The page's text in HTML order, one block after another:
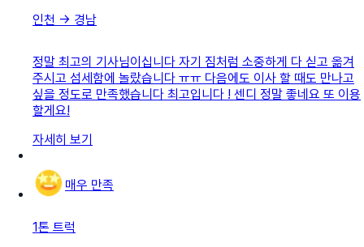
인천 → 경남
정말 최고의 기사님이십니다 자기 짐처럼 소중하게 다 싣고 옮겨
주시고 섬세함에 놀랐습니다 ㅠㅠ 다음에도 이사 할 때도 만나고
싶을 정도로 만족했습니다 최고입니다 ! 센디 정말 좋네요 또 이용
할게요!
자세히 보기
매우 만족
1톤 트럭